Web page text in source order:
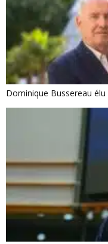
Dominique Bussereau élu